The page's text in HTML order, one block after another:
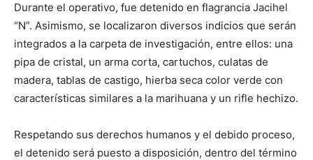
Durante el operativo, fue detenido en flagrancia Jacihel
“N”. Asimismo, se localizaron diversos indicios que serán
integrados a la carpeta de investigación, entre ellos: una
pipa de cristal, un arma corta, cartuchos, culatas de
madera, tablas de castigo, hierba seca color verde con
características similares a la marihuana y un rifle hechizo.
Respetando sus derechos humanos y el debido proceso,
el detenido será puesto a disposición, dentro del término